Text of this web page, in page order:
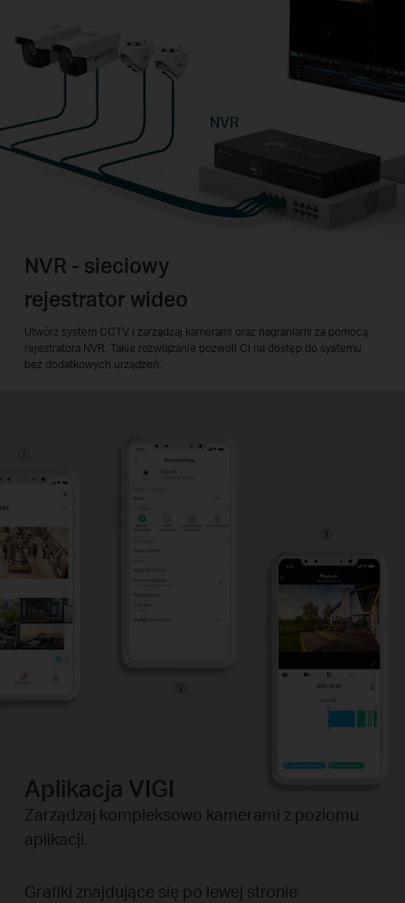
NVR - sieciowy
rejestrator wideo
Utwórz system CCTV i zarządzaj kamerami oraz nagraniami za pomocą
rejestratora NVR. Takie rozwiązanie pozwoli Ci na dostęp do systemu
bez dodatkowych urządzeń.
NVR
Aplikacja VIGI
Zarządzaj kompleksowo kamerami z poziomu
aplikacji.
Grafiki znajdujące się po lewej stronie